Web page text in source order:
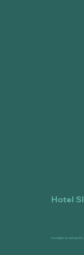
Hotel
na região do